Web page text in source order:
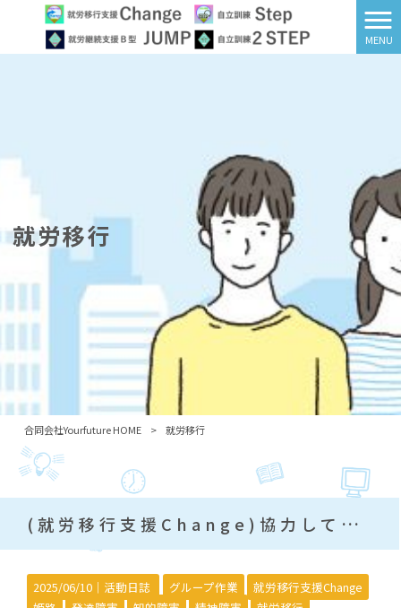
MENU
就労移行
合同会社Yourfuture HOME > 就労移行
(就労移行支援Change)協力して進めよう！オリジナルカレンダー制作
2025/06/10｜ 活動日誌 グループ作業
就労移行支援Change